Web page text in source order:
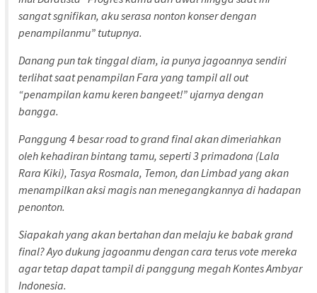
sangat sgnifikan, aku serasa nonton konser dengan
penampilanmu” tutupnya.
Danang pun tak tinggal diam, ia punya jagoannya sendiri
terlihat saat penampilan Fara yang tampil all out
“penampilan kamu keren bangeet!” ujarnya dengan
bangga.
Panggung 4 besar road to grand final akan dimeriahkan
oleh kehadiran bintang tamu, seperti 3 primadona (Lala
Rara Kiki), Tasya Rosmala, Temon, dan Limbad yang akan
menampilkan aksi magis nan menegangkannya di hadapan
penonton.
Siapakah yang akan bertahan dan melaju ke babak grand
final? Ayo dukung jagoanmu dengan cara terus vote mereka
agar tetap dapat tampil di panggung megah Kontes Ambyar
Indonesia.